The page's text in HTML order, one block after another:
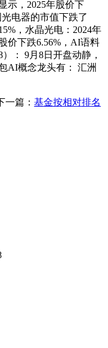
，2025年股价下
电器的市值下跌了
，水晶光电：2024年
价下跌6.56%，AI语料
： 9月8日开盘动静，
AI概念龙头有： 汇洲
一篇： 基金按相对排名